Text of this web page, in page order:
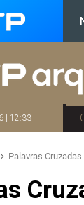
| 12:33
Palavras